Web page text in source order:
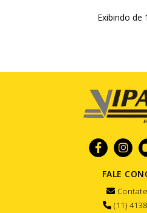
Exibindo de
FALE
(11)